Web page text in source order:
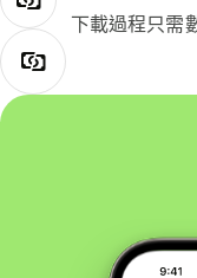
下載過程只需